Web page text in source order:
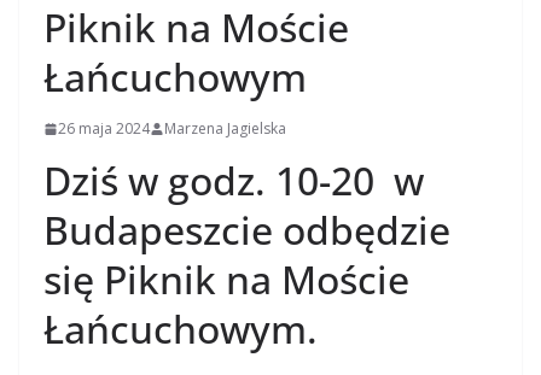
Piknik na Moście
Łańcuchowym
26 maja 2024 Marzena Jagielska
Dziś w godz. 10-20 w
Budapeszcie odbędzie
się Piknik na Moście
Łańcuchowym.